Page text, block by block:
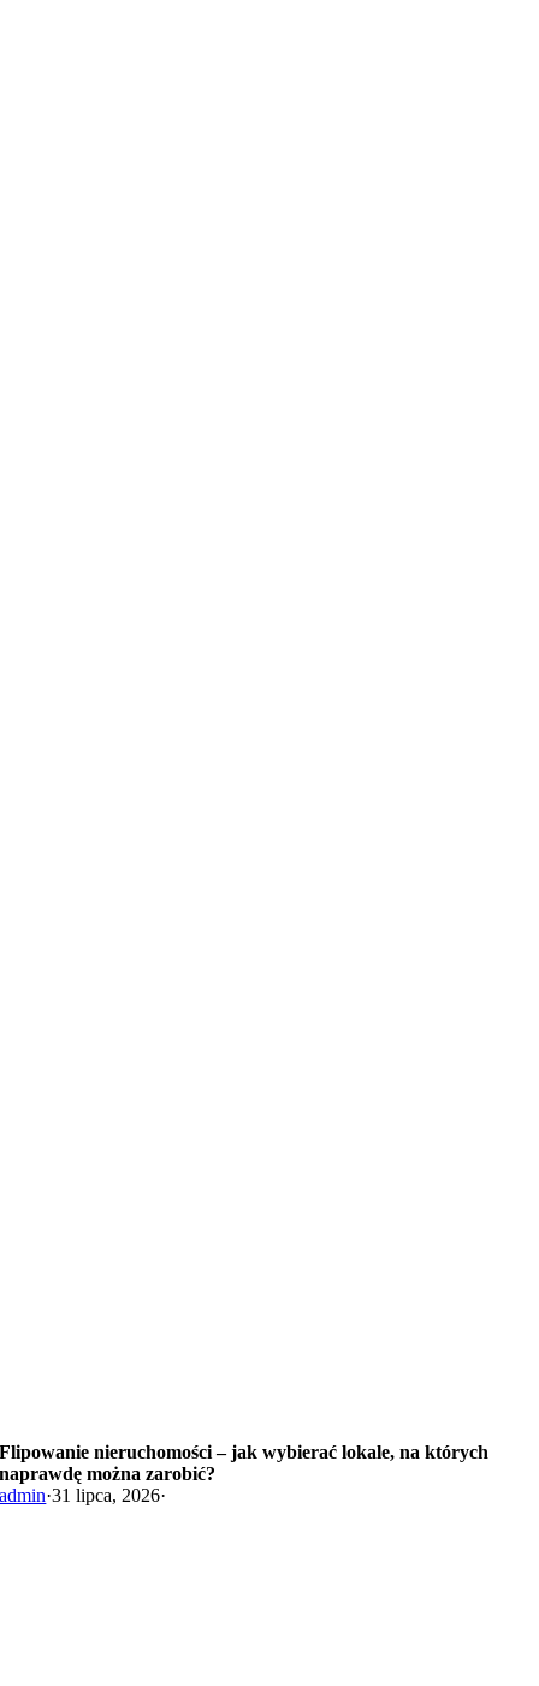
Flipowanie nieruchomości – jak wybierać lokale, na których
naprawdę można zarobić?
admin·31 lipca, 2026·